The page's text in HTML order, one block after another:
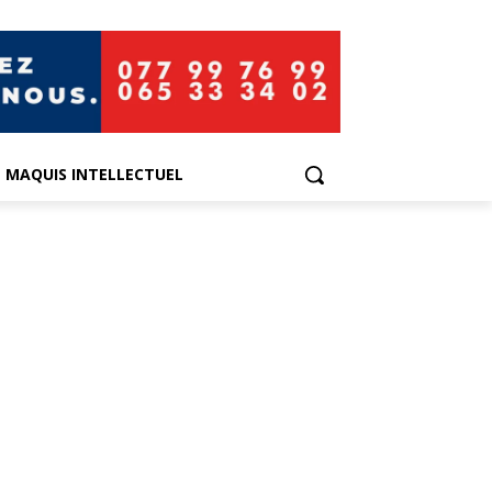
MAQUIS INTELLECTUEL